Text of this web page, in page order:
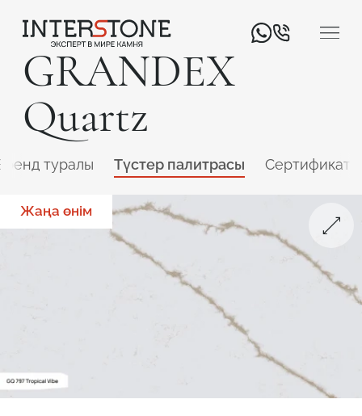
GRANDEX
Quartz
туралы Түстер палитрасы
Жаңа өнім
Қызмет салаңыз